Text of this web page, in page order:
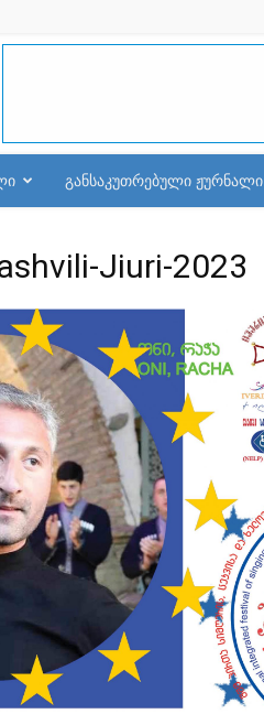
განსაკუთრებული ჟურნალი
Jiuri-2023